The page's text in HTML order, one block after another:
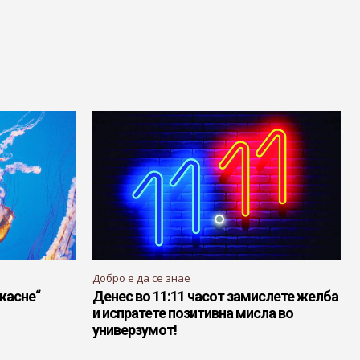
Добро е да се знае
Денес во 11:11 часот замислете желба
и испратете позитивна мисла во
универзумот!